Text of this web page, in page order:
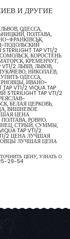
КИЕВ И ДРУГИЕ
ЛЬВОВ, ОДЕССА,
ПОЛТАВА,
ФРАНКІВСЬК,
ПОДОЛЬСКИЙ
TAP VT1/2
КОРОСТЕНЬ
КРЕМЕНЧУГ,
2 ЛЬВІВ, ЛЬВОВ,
НИКОЛАЕВ,
ОДЕССА,
ИВАНО-
VT1/2 VIQUA TAP
TAP VT1/2
БЕЛАЯ ЦЕРКОВЬ,
ВИШНЕВОЕ
ЦЕНА
РОВНО,
СТРЫЙ, СУММЫ,
TAP VT1/2
2 ЦЕНА ЛУЧШАЯ
ЛУЧШАЯ ЦЕНА
ЦЕНУ, УЗНАТЬ О
29-54